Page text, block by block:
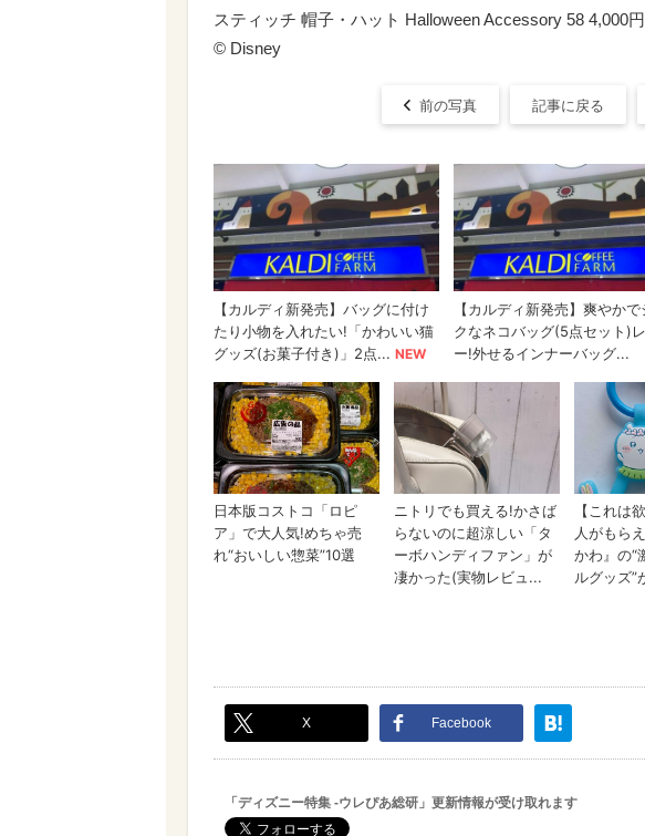
スティッチ 帽子・ハット Halloween Accessory 58 4,000円
© Disney
前の写真 記事に戻る
X Facebook
「ディズニー特集 -ウレぴあ総研」更新情報が受け取れます